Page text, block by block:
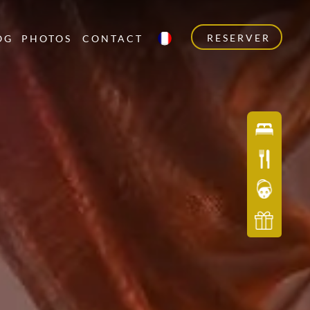
PHOTOS CONTACT RESERVER